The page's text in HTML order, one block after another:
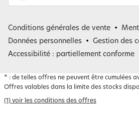
Belgique
Conditions générales de vente
Données personnelles
Gestion des
Accessibilité : partiellement conforme
* : de telles offres ne peuvent être cumulées
Offres valables dans la limite des stocks
(1) voir les conditions des offres